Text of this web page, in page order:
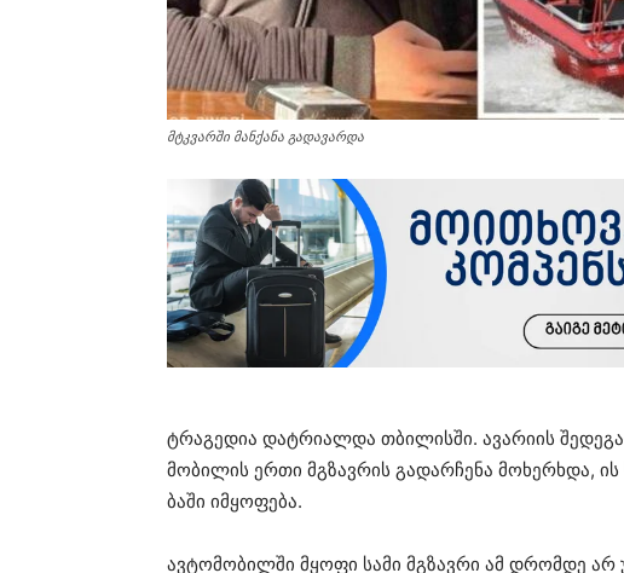
მტკვარში მანქანა გადავარდა
ტრა­გე­დია დატ­რი­ალ­და თბი­ლის­ში. ავა­რი­ის
მო­ბი­ლის ერთი მგზავ­რის გა­დარ­ჩე­ნა მო­ხერ­ხდა,
ბა­ში იმ­ყო­ფე­ბა.
ავ­ტო­მო­ბილ­ში მყო­ფი სამი მგზავ­რი ამ დრომ­დე არ